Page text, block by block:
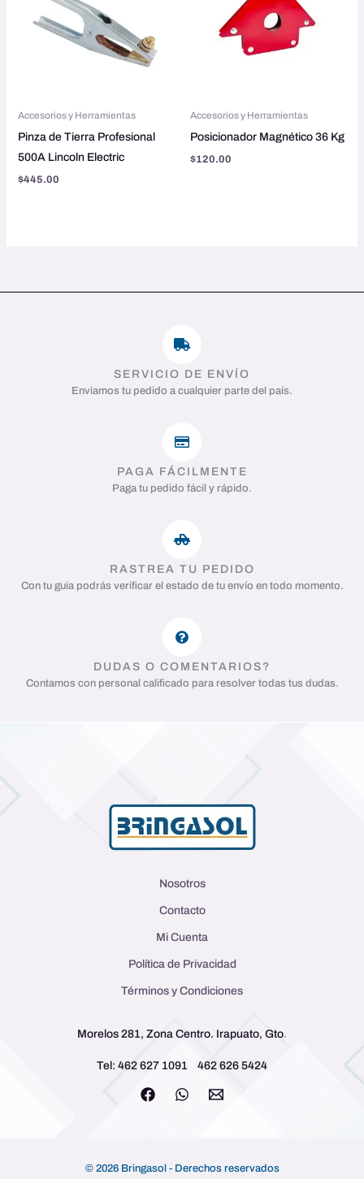
Accesorios y Herramientas
Pinza de Tierra Profesional
500A Lincoln Electric
$445.00
Accesorios y Herramientas
Posicionador Magnético 36 Kg
$120.00
SERVICIO DE ENVÍO
Enviamos tu pedido a cualquier parte del país.
PAGA FÁCILMENTE
Paga tu pedido fácil y rápido.
RASTREA TU PEDIDO
Con tu guía podrás verificar el estado de tu envío en todo momento.
DUDAS O COMENTARIOS?
Contamos con personal calificado para resolver todas tus dudas.
Nosotros
Contacto
Mi Cuenta
Política de Privacidad
Términos y Condiciones
Morelos 281, Zona Centro. Irapuato, Gto.
Tel: 462 627 1091 462 626 5424
© 2026 Bringasol - Derechos reservados